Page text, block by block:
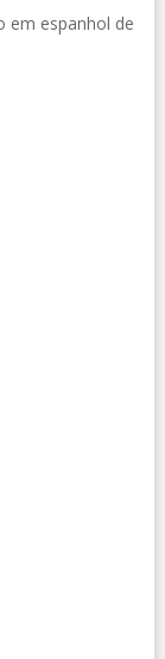
em espanhol de